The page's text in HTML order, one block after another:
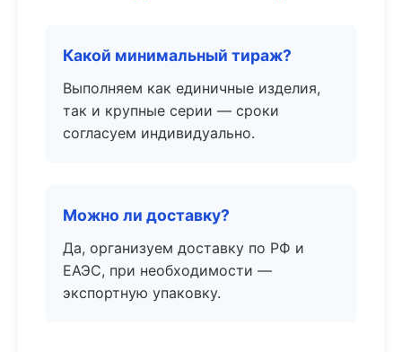
Какой минимальный тираж?
Выполняем как единичные изделия,
так и крупные серии — сроки
согласуем индивидуально.
Можно ли доставку?
Да, организуем доставку по РФ и
ЕАЭС, при необходимости —
экспортную упаковку.